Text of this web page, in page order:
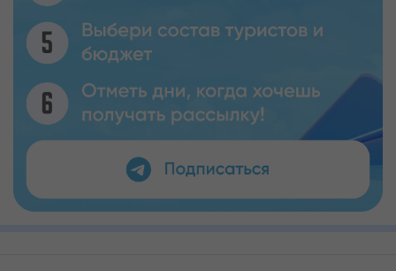
Язык:
Загрузить приложение из App Store
Загрузить приложение из Google Play